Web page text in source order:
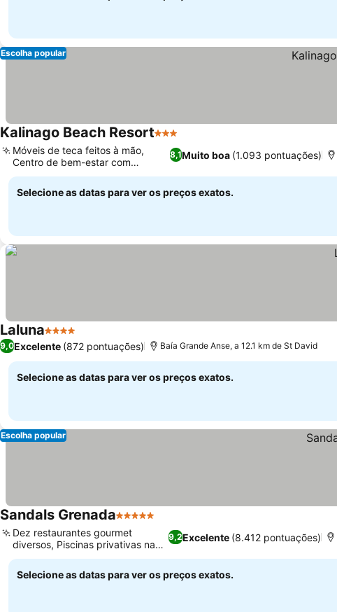
Escolha popular
Kalinago Beach Resort3 Estrelas
8,1Muito boa (1.093 pontuações)
Móveis de teca feitos à mão,
Centro de bem-estar com
massagens
Selecione as datas para ver os preços exatos.
Laluna4 Estrelas
9,0Excelente (872 pontuações) Baía Grande Anse, a 12.1 km de St David
Selecione as datas para ver os preços exatos.
Escolha popular
Sandals Grenada5 Estrelas
9,2Excelente (8.412 pontuações)
Dez restaurantes gourmet
diversos, Piscinas privativas nas
alturas
Selecione as datas para ver os preços exatos.